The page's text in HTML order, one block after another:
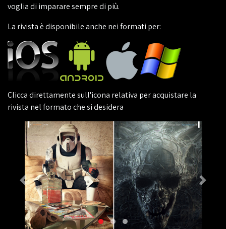
voglia di imparare sempre di più.
La rivista è disponibile anche nei formati per:
Clicca direttamente sull'icona relativa per acquistare la
rivista nel formato che si desidera